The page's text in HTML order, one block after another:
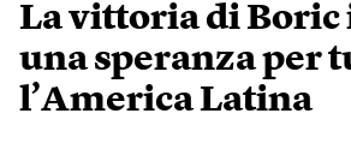
La vittoria di Boric
una speranza per
l’America Latina